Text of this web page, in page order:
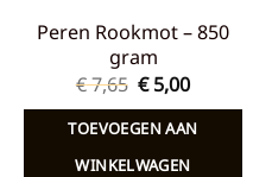
Peren Rookmot – 850
gram
€7,65 Oorspronkelijke
prijs
was:
€ 7,65.
€5,00Huidige
is:
€ 5,00.
TOEVOEGEN AAN
WINKELWAGEN